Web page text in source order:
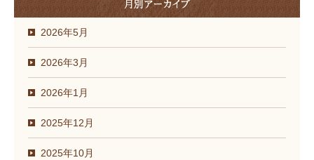
2026年5月
2026年3月
2026年1月
2025年12月
2025年10月